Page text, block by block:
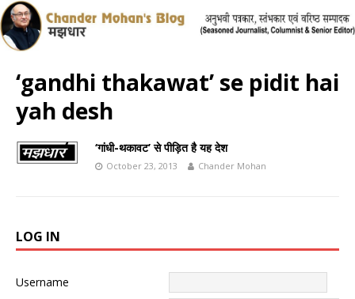
‘gandhi thakawat’ se pidit hai
yah desh
‘गांधी-थकावट’ से पीड़ित है यह देश
October 23, 2013 Chander Mohan
LOG IN
Username